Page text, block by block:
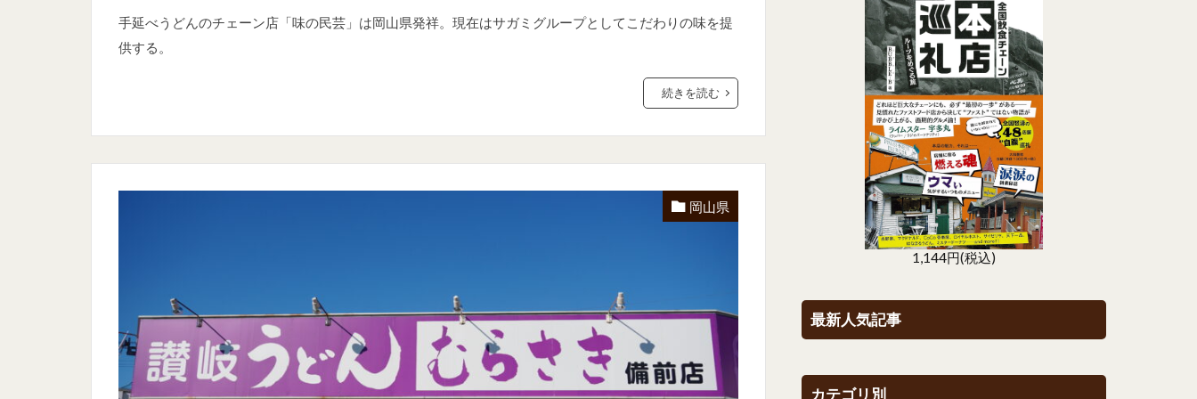
手延べうどんのチェーン店「味の民芸」は岡山県発祥。現在はサガミグループとしてこだわりの味を提
供する。
続きを読む
岡山県
1,144円(税込)
最新人気記事
カテゴリ別